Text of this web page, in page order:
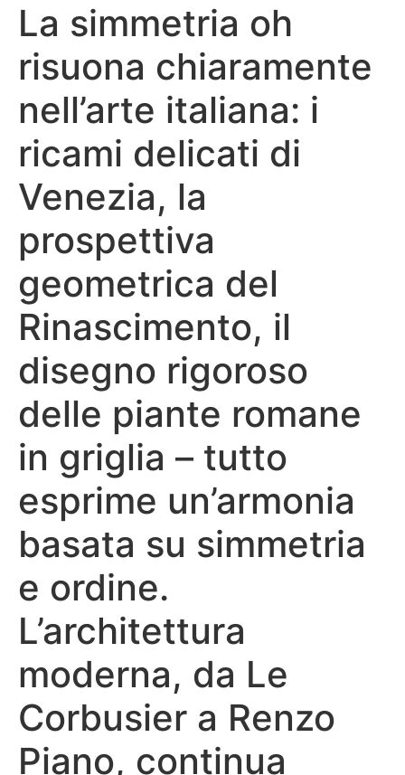
La simmetria oh
risuona chiaramente
nell’arte italiana: i
ricami delicati di
Venezia, la
prospettiva
geometrica del
Rinascimento, il
disegno rigoroso
delle piante romane
in griglia – tutto
esprime un’armonia
basata su simmetria
e ordine.
L’architettura
moderna, da Le
Corbusier a Renzo
Piano, continua